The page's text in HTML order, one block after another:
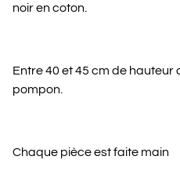
noir en coton.
Entre 40 et 45 cm de hauteur
pompon.
Chaque pièce est faite main